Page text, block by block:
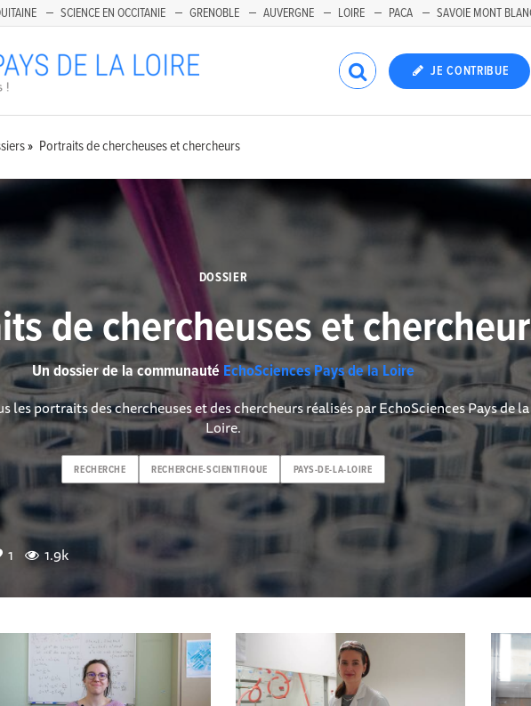
SCIENCE EN OCCITANIE GRENOBLE AUVERGNE LOIRE PACA SAVOIE MONT
JE CONTRIBUE
Portraits de chercheuses et chercheurs
DOSSIER
de chercheuses et
Un dossier de la communauté EchoSciences Pays de la Loire
les portraits des chercheuses et des chercheurs réalisés par EchoSciences Pays de la
Loire.
RECHERCHE RECHERCHE-SCIENTIFIQUE PAYS-DE-LA-LOIRE
1 1.9k